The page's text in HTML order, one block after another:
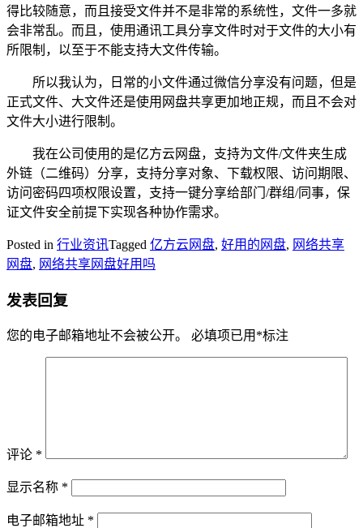
得比较随意，而且接受文件并不是非常的系统性，文件一多就
会非常乱。而且，使用通讯工具分享文件时对于文件的大小有
所限制，以至于不能支持大文件传输。
所以我认为，日常的小文件通过微信分享没有问题，但是
正式文件、大文件还是使用网盘共享更加地正规，而且不会对
文件大小进行限制。
我在公司使用的是亿方云网盘，支持为文件/文件夹生成
外链（二维码）分享，支持分享对象、下载权限、访问期限、
访问密码四项权限设置，支持一键分享给部门/群组/同事，保
证文件安全前提下实现各种协作需求。
Posted in 行业资讯Tagged 亿方云网盘, 好用的网盘, 网络共享
网盘, 网络共享网盘好用吗
发表回复
您的电子邮箱地址不会被公开。 必填项已用 *标注
评论 *
显示名称 *
电子邮箱地址 *